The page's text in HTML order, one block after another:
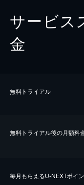
サービス
金
無料トライアル
無料トライアル後の⽉額料
毎⽉もらえるU-NEXTポイ